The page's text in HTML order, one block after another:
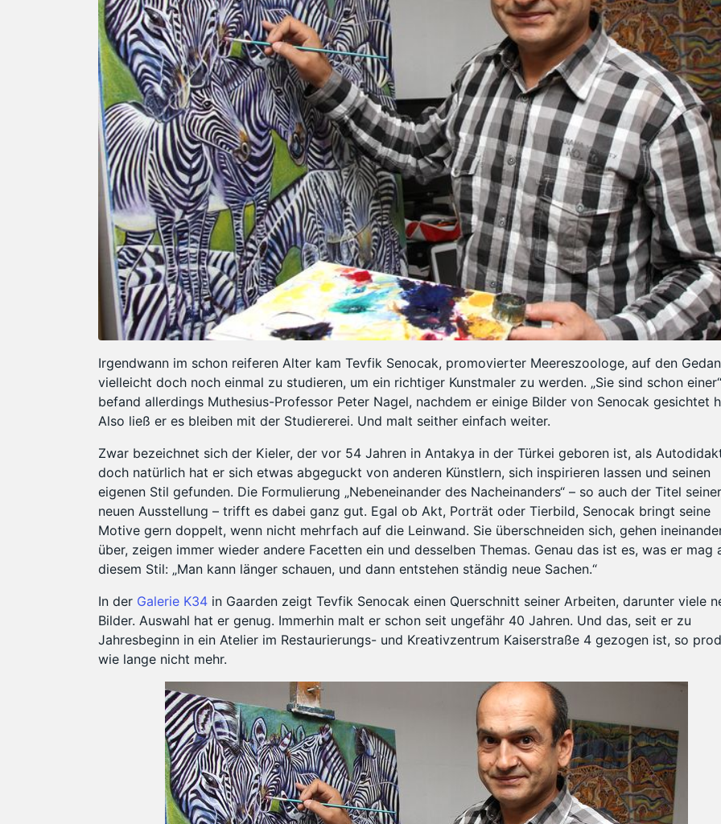
Irgendwann im schon reiferen Alter kam Tevfik Senocak, promovierter Meereszoologe, auf den
vielleicht doch noch einmal zu studieren, um ein richtiger Kunstmaler zu werden. „Sie sind schon
befand allerdings Muthesius-Professor Peter Nagel, nachdem er einige Bilder von Senocak gesichtet
Also ließ er es bleiben mit der Studiererei. Und malt seither einfach weiter.
Zwar bezeichnet sich der Kieler, der vor 54 Jahren in Antakya in der Türkei geboren ist, als
doch natürlich hat er sich etwas abgeguckt von anderen Künstlern, sich inspirieren lassen und seinen
eigenen Stil gefunden. Die Formulierung „Nebeneinander des Nacheinanders“ – so auch der Titel seiner
neuen Ausstellung – trifft es dabei ganz gut. Egal ob Akt, Porträt oder Tierbild, Senocak bringt seine
Motive gern doppelt, wenn nicht mehrfach auf die Leinwand. Sie überschneiden sich, gehen
über, zeigen immer wieder andere Facetten ein und desselben Themas. Genau das ist es, was er mag
diesem Stil: „Man kann länger schauen, und dann entstehen ständig neue Sachen.“
In der Galerie K34 in Gaarden zeigt Tevfik Senocak einen Querschnitt seiner Arbeiten, darunter viele
Bilder. Auswahl hat er genug. Immerhin malt er schon seit ungefähr 40 Jahren. Und das, seit er zu
Jahresbeginn in ein Atelier im Restaurierungs- und Kreativzentrum Kaiserstraße 4 gezogen ist, so
wie lange nicht mehr.